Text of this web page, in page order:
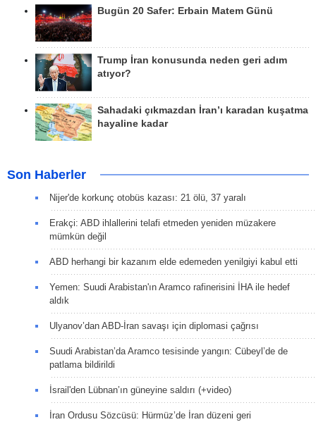
Bugün 20 Safer: Erbain Matem Günü
Trump İran konusunda neden geri adım
atıyor?
Sahadaki çıkmazdan İran’ı karadan kuşatma
hayaline kadar
Son Haberler
Nijer'de korkunç otobüs kazası: 21 ölü, 37 yaralı
Erakçi: ABD ihlallerini telafi etmeden yeniden müzakere
mümkün değil
ABD herhangi bir kazanım elde edemeden yenilgiyi kabul etti
Yemen: Suudi Arabistan'ın Aramco rafinerisini İHA ile hedef
aldık
Ulyanov’dan ABD-İran savaşı için diplomasi çağrısı
Suudi Arabistan’da Aramco tesisinde yangın: Cübeyl’de de
patlama bildirildi
İsrail'den Lübnan’ın güneyine saldırı (+video)
İran Ordusu Sözcüsü: Hürmüz’de İran düzeni geri